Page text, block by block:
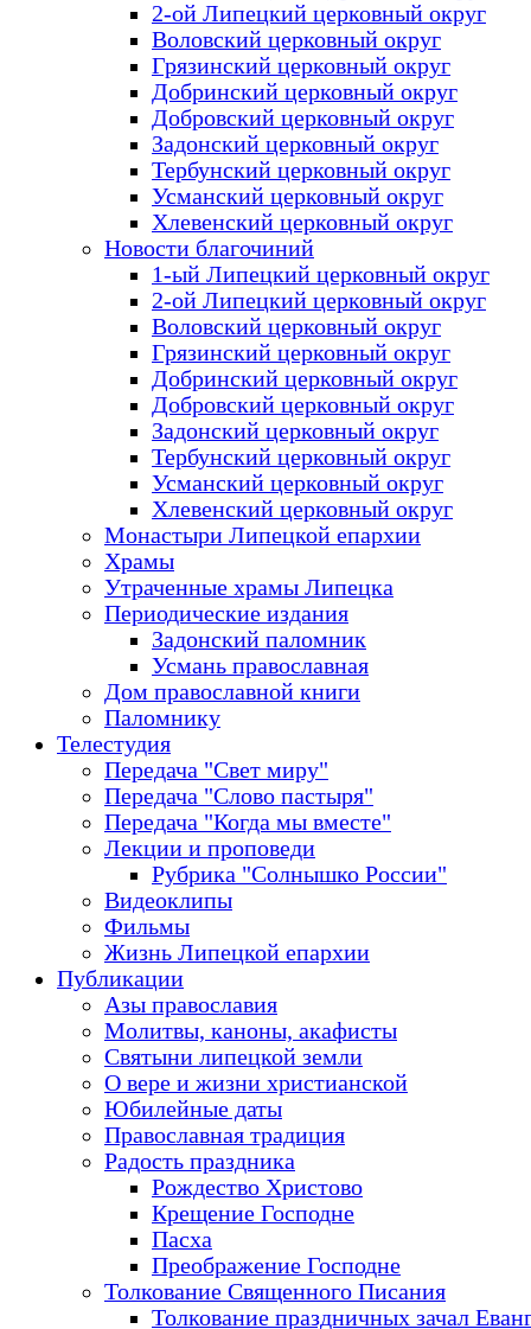
2-ой Липецкий церковный округ
Воловский церковный округ
Грязинский церковный округ
Добринский церковный округ
Добровский церковный округ
Задонский церковный округ
Тербунский церковный округ
Усманский церковный округ
Хлевенский церковный округ
Новости благочиний
1-ый Липецкий церковный округ
2-ой Липецкий церковный округ
Воловский церковный округ
Грязинский церковный округ
Добринский церковный округ
Добровский церковный округ
Задонский церковный округ
Тербунский церковный округ
Усманский церковный округ
Хлевенский церковный округ
Монастыри Липецкой епархии
Храмы
Утраченные храмы Липецка
Периодические издания
Задонский паломник
Усмань православная
Дом православной книги
Паломнику
Телестудия
Передача "Свет миру"
Передача "Слово пастыря"
Передача "Когда мы вместе"
Лекции и проповеди
Рубрика "Солнышко России"
Видеоклипы
Фильмы
Жизнь Липецкой епархии
Публикации
Азы православия
Молитвы, каноны, акафисты
Святыни липецкой земли
О вере и жизни христианской
Юбилейные даты
Православная традиция
Радость праздника
Рождество Христово
Крещение Господне
Пасха
Преображение Господне
Толкование Священного Писания
Толкование праздничных зачал